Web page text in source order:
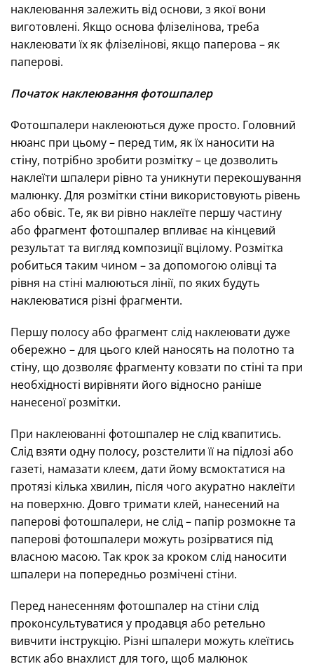
наклеювання залежить від основи, з якої вони
виготовлені. Якщо основа флізелінова, треба
наклеювати їх як флізелінові, якщо паперова – як
паперові.
Початок наклеювання фотошпалер
Фотошпалери наклеюються дуже просто. Головний
нюанс при цьому – перед тим, як їх наносити на
стіну, потрібно зробити розмітку – це дозволить
наклеїти шпалери рівно та уникнути перекошування
малюнку. Для розмітки стіни використовують рівень
або обвіс. Те, як ви рівно наклеїте першу частину
або фрагмент фотошпалер впливає на кінцевий
результат та вигляд композиції вцілому. Розмітка
робиться таким чином – за допомогою олівці та
рівня на стіні малюються лінії, по яких будуть
наклеюватися різні фрагменти.
Першу полосу або фрагмент слід наклеювати дуже
обережно – для цього клей наносять на полотно та
стіну, що дозволяє фрагменту ковзати по стіні та при
необхідності вирівняти його відносно раніше
нанесеної розмітки.
При наклеюванні фотошпалер не слід квапитись.
Слід взяти одну полосу, розстелити її на підлозі або
газеті, намазати клеєм, дати йому всмоктатися на
протязі кілька хвилин, після чого акуратно наклеїти
на поверхню. Довго тримати клей, нанесений на
паперові фотошпалери, не слід – папір розмокне та
паперові фотошпалери можуть розірватися під
власною масою. Так крок за кроком слід наносити
шпалери на попередньо розмічені стіни.
Перед нанесенням фотошпалер на стіни слід
проконсультуватися у продавця або ретельно
вивчити інструкцію. Різні шпалери можуть клеїтись
встик або внахлист для того, щоб малюнок